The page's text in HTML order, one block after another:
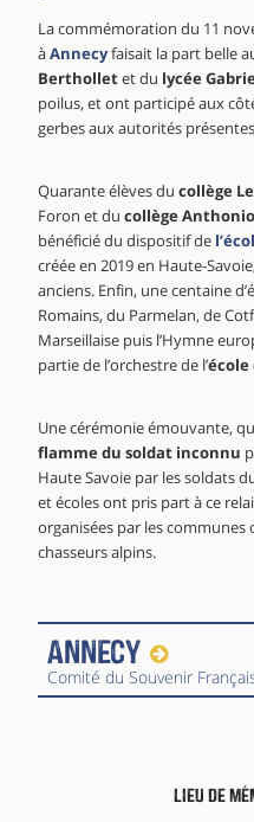
La commémoration du 11
àAnnecyfaisait la part belle
Bertholletet du lycée
poilus, et ont participé aux
gerbes aux autorités
Quarante élèves du collège
Foron et du collège
bénéficié du dispositif de
créée en 2019 en Haute-
anciens. Enfin, une centaine
Romains, du Parmelan, de
Marseillaise puis l’Hymne
partie de l’orchestre de l’école
Une cérémonie émouvante,
flamme du soldat inconnu
Haute Savoie par les soldats
et écoles ont pris part à ce
organisées par les
chasseurs alpins.
Annecy
Comité du Souvenir
Lieu de